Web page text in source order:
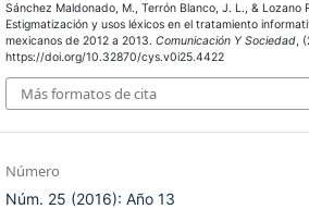
Sánchez Maldonado, M., Terrón Blanco, J. L., & Lozano
Estigmatización y usos léxicos en el tratamiento
mexicanos de 2012 a 2013. Comunicación Y Sociedad,
https://doi.org/10.32870/cys.v0i25.4422
Más formatos de cita
Número
Núm. 25 (2016): Año 13